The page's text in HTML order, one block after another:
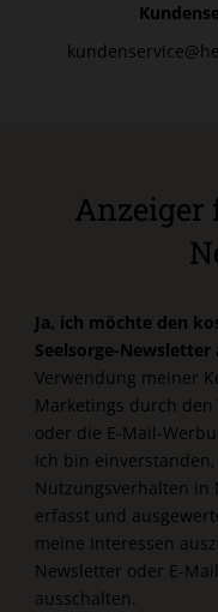
Anzeiger
Ja, ich möchte den
Seelsorge-Newsletter
Verwendung meiner
Marketings durch
oder die E-Mail-
Ich bin
Nutzungsverhalten in
erfasst und
meine Interessen
Newsletter oder E-
ausschalten.